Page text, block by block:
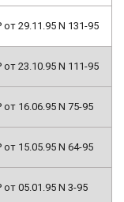
29.11.95 N 131-95
23.10.95 N 111-95
16.06.95 N 75-95
15.05.95 N 64-95
05.01.95 N 3-95